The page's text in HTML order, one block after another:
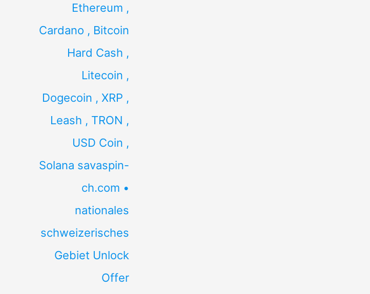
Ethereum ,
Cardano , Bitcoin
Hard Cash ,
Litecoin ,
Dogecoin , XRP ,
Leash , TRON ,
USD Coin ,
Solana savaspin-
ch.com •
nationales
schweizerisches
Gebiet Unlock
Offer